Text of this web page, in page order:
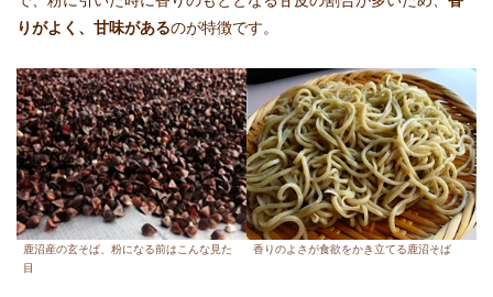
りがよく、甘味があるのが特徴です。
鹿沼産の玄そば、粉になる前はこんな見た
目
香りのよさが食欲をかき立てる鹿沼そば